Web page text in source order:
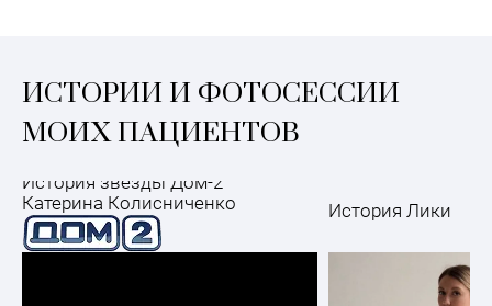
ИСТОРИИ И ФОТОСЕССИИ
МОИХ ПАЦИЕНТОВ
История звезды Дом-2
Катерина Колисниченко
История Лики